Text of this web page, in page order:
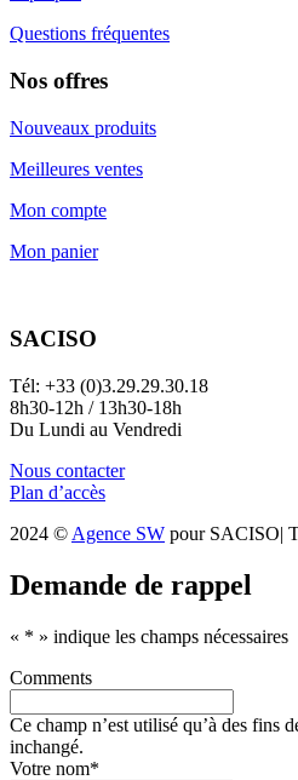
Questions fréquentes
Nos offres
Nouveaux produits
Meilleures ventes
Mon compte
Mon panier
SACISO
Tél: +33 (0)3.29.29.30.18
8h30-12h / 13h30-18h
Du Lundi au Vendredi
Nous contacter
Plan d’accès
2024 © Agence SW pour SACISO|
Demande de rappel
« * » indique les champs nécessaires
Comments
Ce champ n’est utilisé qu’à des fins
inchangé.
Votre nom*